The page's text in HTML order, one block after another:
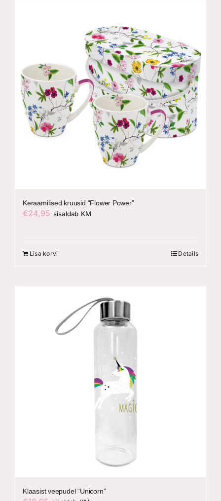
Keraamilised kruusid “Flower Power”
€24,95 sisaldab KM
Lisa korvi Details
Klaasist veepudel “Unicorn”